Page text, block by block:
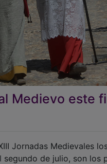
Medievo este
Jornadas Medievales
de julio, son los